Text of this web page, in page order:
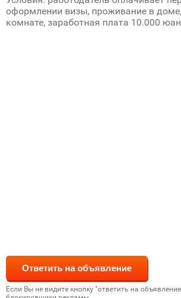
оформлении визы, проживание в
комнате, заработная плата 10.000
Если Вы не видите кнопку "ответить на